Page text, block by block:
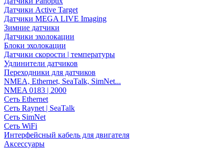
Датчики Active Target
Датчики MEGA LIVE Imaging
Зимние датчики
Датчики эхолокации
Блоки эхолокации
Датчики скорости | температуры
Удлинители датчиков
Переходники для датчиков
NMEA, Ethernet, SeaTalk, SimNet...
NMEA 0183 | 2000
Сеть Ethernet
Сеть Raynet | SeaTalk
Сеть SimNet
Сеть WiFi
Интерфейсный кабель для двигателя
Аксессуары